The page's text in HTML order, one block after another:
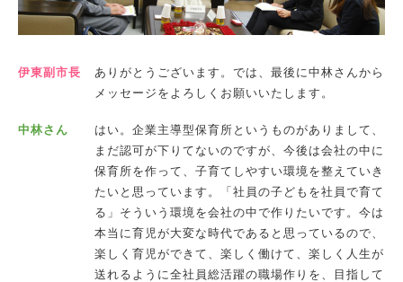
伊東副市長
ありがとうございます。では、最後に中林さんから
メッセージをよろしくお願いいたします。
中林さん
はい。企業主導型保育所というものがありまして、
まだ認可が下りてないのですが、今後は会社の中に
保育所を作って、子育てしやすい環境を整えていき
たいと思っています。「社員の子どもを社員で育て
る」そういう環境を会社の中で作りたいです。今は
本当に育児が大変な時代であると思っているので、
楽しく育児ができて、楽しく働けて、楽しく人生が
送れるように全社員総活躍の職場作りを、目指して